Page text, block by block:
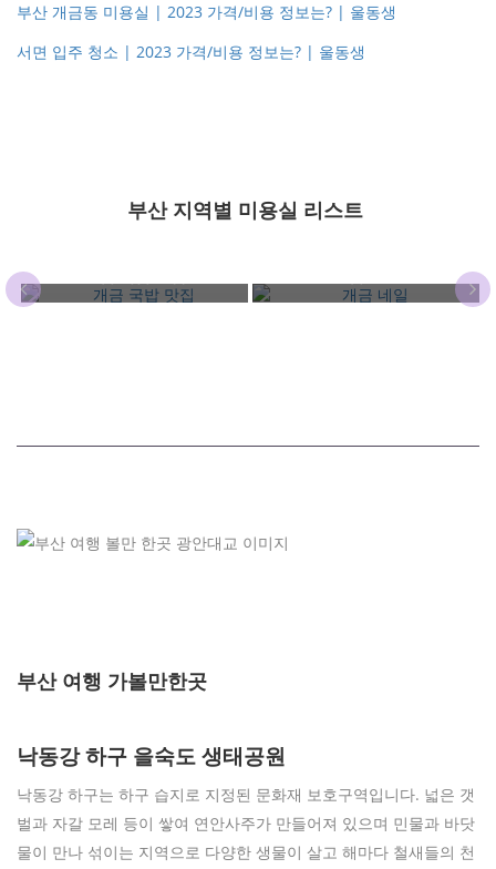
부산 개금동 미용실 | 2023 가격/비용 정보는? | 울동생
서면 입주 청소 | 2023 가격/비용 정보는? | 울동생
부산 지역별 미용실 리스트
부산 여행 가볼만한곳
낙동강 하구 을숙도 생태공원
낙동강 하구는 하구 습지로 지정된 문화재 보호구역입니다. 넓은 갯
벌과 자갈 모레 등이 쌓여 연안사주가 만들어져 있으며 민물과 바닷
물이 만나 섞이는 지역으로 다양한 생물이 살고 해마다 철새들의 천